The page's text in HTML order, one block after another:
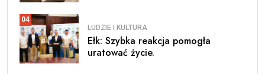
04
LUDZIE I KULTURA
Ełk: Szybka reakcja pomogła
uratować życie.